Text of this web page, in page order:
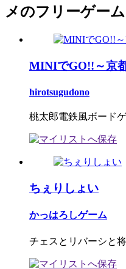
メのフリーゲーム
MINIでGO!!～京
hirotsugudono
桃太郎電鉄風ボード
ちぇりしょい
かっはろしゲーム
チェスとリバーシと